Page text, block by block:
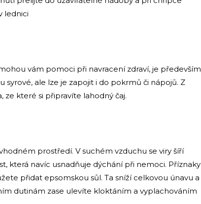
lednici
vám pomoci při navracení zdraví, je především
syrové, ale lze je zapojit i do pokrmů či nápojů. Z
ze které si připravíte lahodný čaj.
prostředí. V suchém vzduchu se viry šíří
která navíc usnadňuje dýchání při nemoci. Příznaky
přidat epsomskou sůl. Ta sníží celkovou únavu a
dutinám zase ulevíte kloktáním a vyplachováním